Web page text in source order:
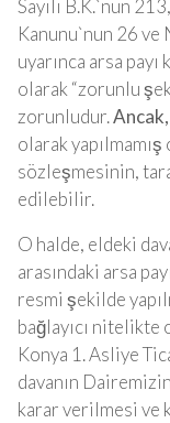
Sayılı B.K.`nun
Kanunu`nun 26
uyarınca arsa
olarak “zorunlu
zorunludur.Ancak,
olarak yapılmamış
sözleşmesinin,
edilebilir.
O halde, eldeki
arasındaki arsa
resmi şekilde
bağlayıcı nitelikte
Konya 1. Asliye
davanın
karar verilmesi ve